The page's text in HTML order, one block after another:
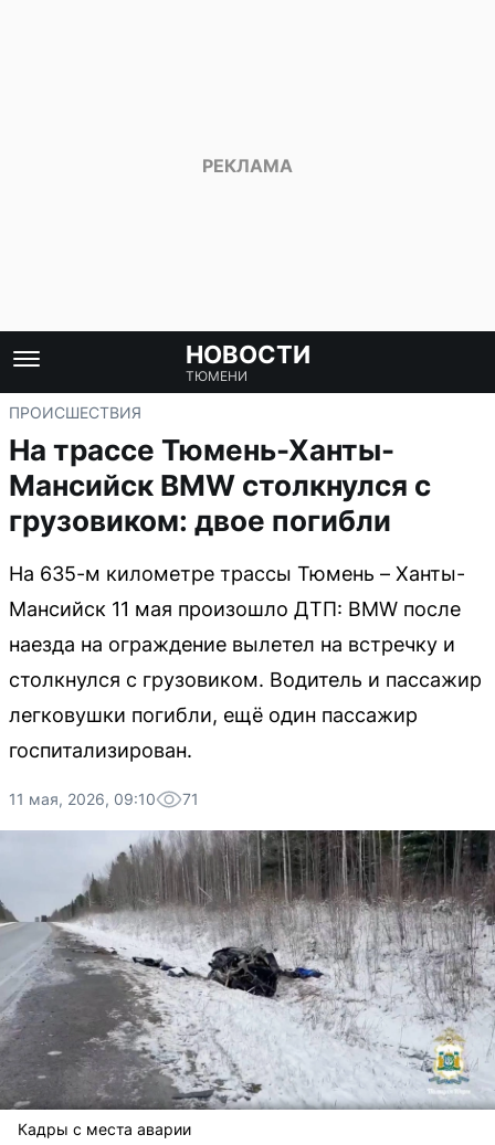
НОВОСТИ
ТЮМЕНИ
ПРОИСШЕСТВИЯ
На трассе Тюмень-Ханты-
Мансийск BMW столкнулся с
грузовиком: двое погибли
На 635-м километре трассы Тюмень – Ханты-
Мансийск 11 мая произошло ДТП: BMW после
наезда на ограждение вылетел на встречку и
столкнулся с грузовиком. Водитель и пассажир
легковушки погибли, ещё один пассажир
госпитализирован.
11 мая, 2026, 09:10 71
Кадры с места аварии